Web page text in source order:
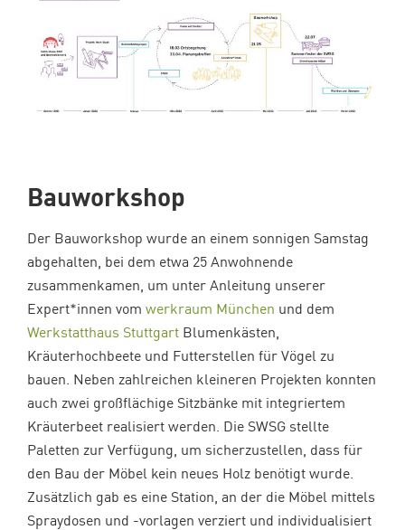
Bauworkshop
Der Bauworkshop wurde an einem sonnigen Samstag
abgehalten, bei dem etwa 25 Anwohnende
zusammenkamen, um unter Anleitung unserer
Expert*innen vom werkraum München und dem
Werkstatthaus Stuttgart Blumenkästen,
Kräuterhochbeete und Futterstellen für Vögel zu
bauen. Neben zahlreichen kleineren Projekten konnten
auch zwei großflächige Sitzbänke mit integriertem
Kräuterbeet realisiert werden. Die SWSG stellte
Paletten zur Verfügung, um sicherzustellen, dass für
den Bau der Möbel kein neues Holz benötigt wurde.
Zusätzlich gab es eine Station, an der die Möbel mittels
Spraydosen und -vorlagen verziert und individualisiert